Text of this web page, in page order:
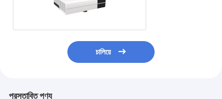
চালিয়ে
প্রস্তাবিত পণ্য